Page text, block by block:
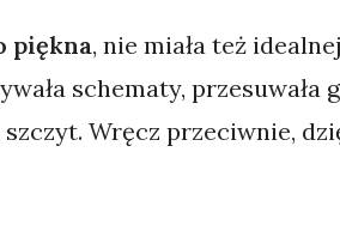
piękna, nie miała też
schematy, przesuwała
Wręcz przeciwnie,